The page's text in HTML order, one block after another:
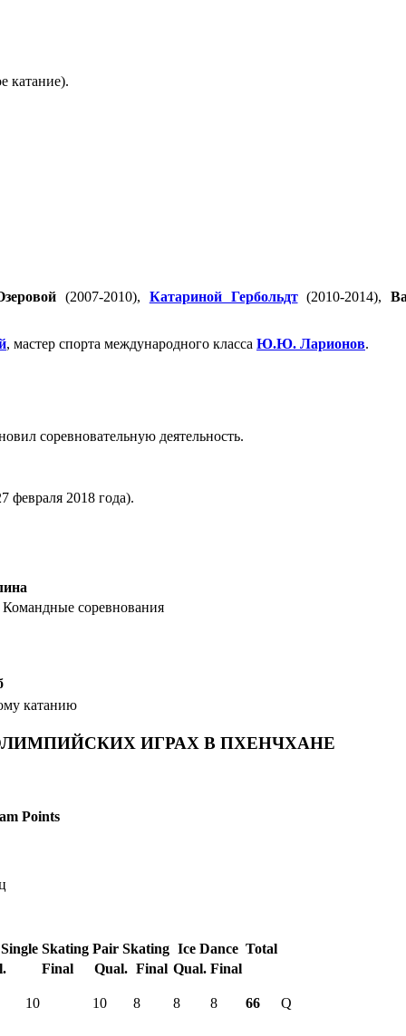
катание).
(2007-2010), Катариной Гербольдт(2010-2014),
, мастер спорта международного класса Ю.Ю. Ларионов.
соревновательную деятельность.
февраля 2018 года).
соревнования
катанию
ИГРАХ В ПХЕНЧХАНЕ
Points
Skating Pair Skating Ice Dance Total
Final Qual. Final Qual. Final
10 10 8 8 8 66 Q